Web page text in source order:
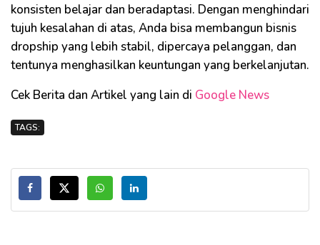
konsisten belajar dan beradaptasi. Dengan menghindari
tujuh kesalahan di atas, Anda bisa membangun bisnis
dropship yang lebih stabil, dipercaya pelanggan, dan
tentunya menghasilkan keuntungan yang berkelanjutan.
Cek Berita dan Artikel yang lain di Google News
TAGS: